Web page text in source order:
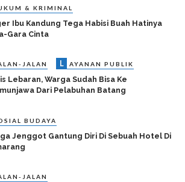
& KRIMINAL
Ibu Kandung Tega Habisi Buah Hatinya
Gara Cinta
JALAN L AYANAN PUBLIK
Lebaran, Warga Sudah Bisa Ke
Dari Pelabuhan Batang
BUDAYA
Jenggot Gantung Diri Di Sebuah Hotel Di
JALAN